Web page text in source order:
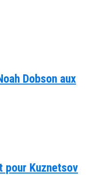
Dobson aux
pour Kuznetsov